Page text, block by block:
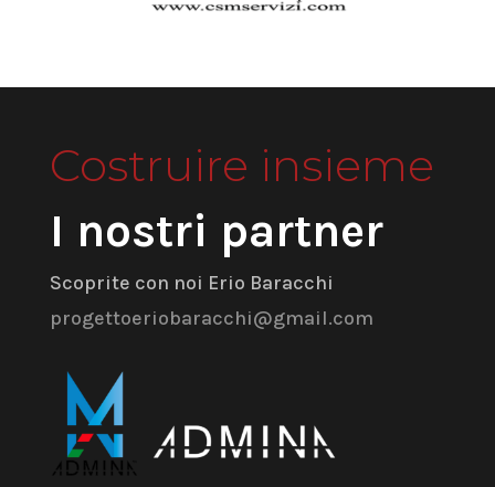
Costruire insieme
I nostri partner
Scoprite con noi Erio Baracchi
progettoeriobaracchi@gmail.com